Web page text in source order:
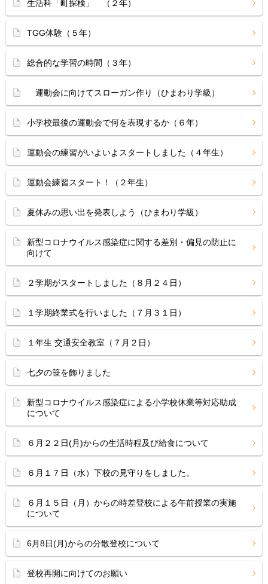
生活科「町探検」 （２年）
TGG体験（５年）
総合的な学習の時間（３年）
運動会に向けてスローガン作り（ひまわり学級）
小学校最後の運動会で何を表現するか（６年）
運動会の練習がいよいよスタートしました（４年生）
運動会練習スタート！（２年生）
夏休みの思い出を発表しよう（ひまわり学級）
新型コロナウイルス感染症に関する差別・偏見の防止に
向けて
２学期がスタートしました（８月２４日）
１学期終業式を行いました（７月３１日）
１年生 交通安全教室（７月２日）
七夕の笹を飾りました
新型コロナウイルス感染症による小学校休業等対応助成
について
６月２２日(月)からの生活時程及び給食について
６月１７日（水）下校の見守りをしました。
６月１５日（月）からの時差登校による午前授業の実施
について
6月8日(月)からの分散登校について
登校再開に向けてのお願い